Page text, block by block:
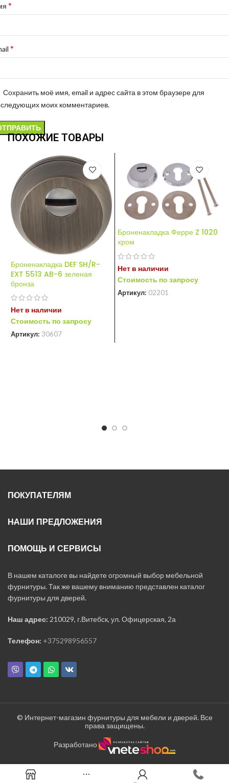
*
*
Сохранить моё имя, email и адрес сайта в этом браузере для
моих комментариев.
ПОХОЖИЕ ТОВАРЫ
Броненакладка DEF SH/R-
EXT 5513 AB-6 зеленая
бронза
Нет в наличии
Стоимость по запросу
Артикул: 30607
Броненакладка Ферре Z 1020
хром
Нет в наличии
Стоимость по запросу
Артикул: 02201
ПОКУПАТЕЛЯМ
НАШИ ПРЕДЛОЖЕНИЯ
ПОМОЩЬ И СЕРВИСЫ
В нашем каталоге вы найдете огромный выбор мебельной
фурнитуры. Так же вашему вниманию представлен каталог
фурнитуры для дверей.
Наш адрес: 210029, г.Витебск, ул. Офицерская, 2а
Телефон: +375298956557
© Интернет-магазин фурнитуры для мебели и дверей. Все
права защищены.
Разработано